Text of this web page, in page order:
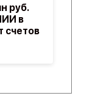
руб.
в
счетов